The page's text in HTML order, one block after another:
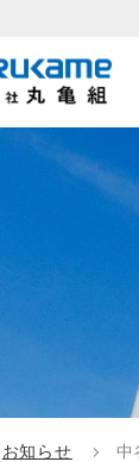
お知らせ 中